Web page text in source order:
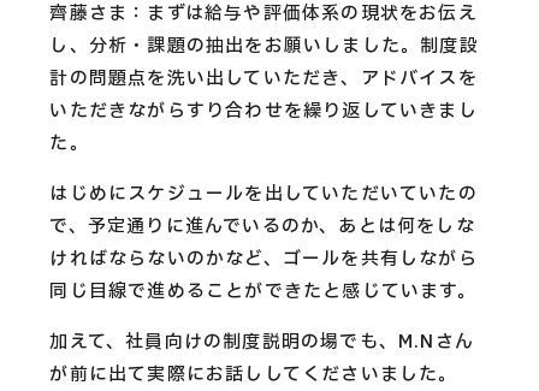
齊藤さま：まずは給与や評価体系の現状をお伝え
し、分析・課題の抽出をお願いしました。制度設
計の問題点を洗い出していただき、アドバイスを
いただきながらすり合わせを繰り返していきまし
た。
はじめにスケジュールを出していただいていたの
で、予定通りに進んでいるのか、あとは何をしな
ければならないのかなど、ゴールを共有しながら
同じ目線で進めることができたと感じています。
加えて、社員向けの制度説明の場でも、M.Nさん
が前に出て実際にお話ししてくださいました。